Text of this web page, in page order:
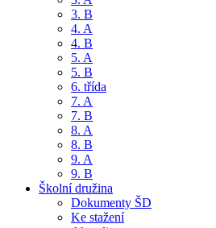
3. B
4. A
4. B
5. A
5. B
6. třída
7. A
7. B
8. A
8. B
9. A
9. B
Školní družina
Dokumenty ŠD
Ke stažení